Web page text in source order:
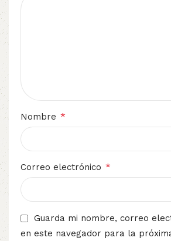
Nombre *
Correo electrónico *
Guarda mi nombre, correo
en este navegador para la